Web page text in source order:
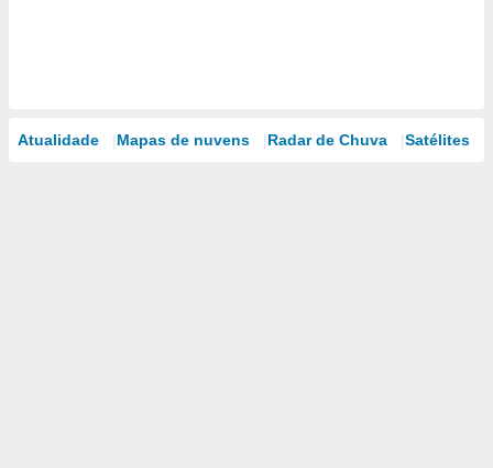
Atualidade Mapas de nuvens Radar de Chuva Satélites